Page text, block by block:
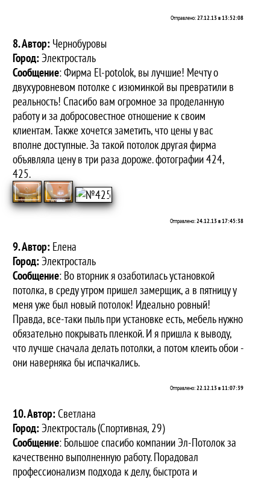
Отправлено:27.12.13 в 13:52:08
8. Автор: Чернобуровы
Город:Электросталь
Сообщение: Фирма El-potolok, вы лучшие! Мечту о
двухуровневом потолке с изюминкой вы превратили в
реальность! Спасибо вам огромное за проделанную
работу и за добросовестное отношение к своим
клиентам. Также хочется заметить, что цены у вас
вполне доступные. За такой потолок другая фирма
объявляла цену в три раза дороже. фотографии 424,
425.
Отправлено:24.12.13 в 17:45:38
9. Автор: Елена
Город:Электросталь
Сообщение: Во вторник я озаботилась установкой
потолка, в среду утром пришел замерщик, а в пятницу у
меня уже был новый потолок! Идеально ровный!
Правда, все-таки пыль при установке есть, мебель нужно
обязательно покрывать пленкой. И я пришла к выводу,
что лучше сначала делать потолки, а потом клеить обои -
они наверняка бы испачкались.
Отправлено:22.12.13 в 11:07:39
10. Автор:Светлана
Город:Электросталь (Спортивная, 29)
Сообщение: Большое спасибо компании Эл-Потолок за
качественно выполненную работу. Порадовал
профессионализм подхода к делу, быстрота и